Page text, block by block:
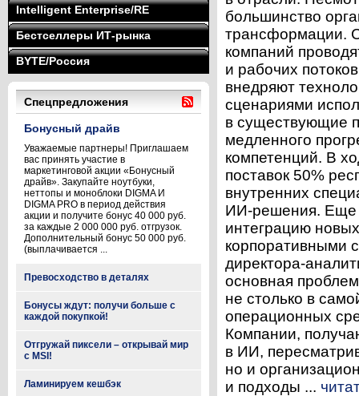
Intelligent Enterprise/RE
Бестселлеры ИТ-рынка
BYTE/Россия
Спецпредложения
Бонусный драйв
Уважаемые партнеры! Приглашаем
вас принять участие в
маркетинговой акции «Бонусный
драйв». Закупайте ноутбуки,
неттопы и моноблоки DIGMA И
DIGMA PRO в период действия
акции и получите бонус 40 000 руб.
за каждые 2 000 000 руб. отгрузок.
Дополнительный бонус 50 000 руб.
(выплачивается ...
Превосходство в деталях
Бонусы ждут: получи больше с
каждой покупкой!
Отгружай пиксели – открывай мир
с MSI!
Ламинируем кешбэк
большинство
трансформации.
компаний
и рабочих
внедряют
сценариями
в существующие
медленного
компетенций. В
поставок 50%
внутренних
ИИ-решения. Еще
интеграцию
корпоративными
директора-
основная
не столько в
операционных
Компании,
в ИИ,
но и
и подходы ...